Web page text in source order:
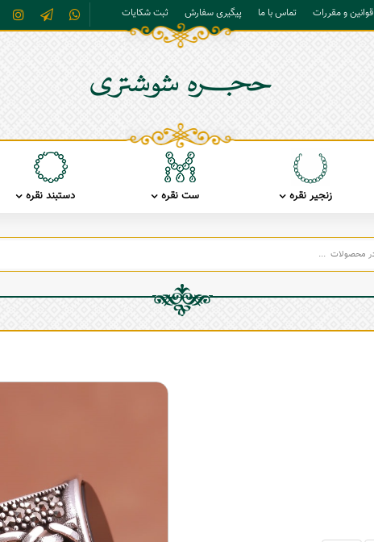
قوانین و مقررات تماس با ما پیگیری سفارش ثبت شکایات
زنجیر نقره ست نقره دستبند نقره